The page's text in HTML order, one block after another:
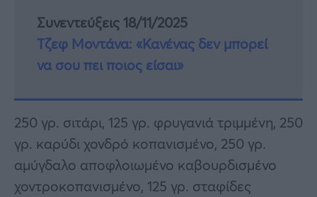
Συνεντεύξεις 18/11/2025
Τζεφ Μοντάνα: «Κανένας δεν μπορεί
να σου πει ποιος είσαι»
250 γρ. σιτάρι, 125 γρ. φρυγανιά τριμμένη, 250
γρ. καρύδι χονδρό κοπανισμένο, 250 γρ.
αμύγδαλο αποφλοιωμένο καβουρδισμένο
χοντροκοπανισμένο, 125 γρ. σταφίδες